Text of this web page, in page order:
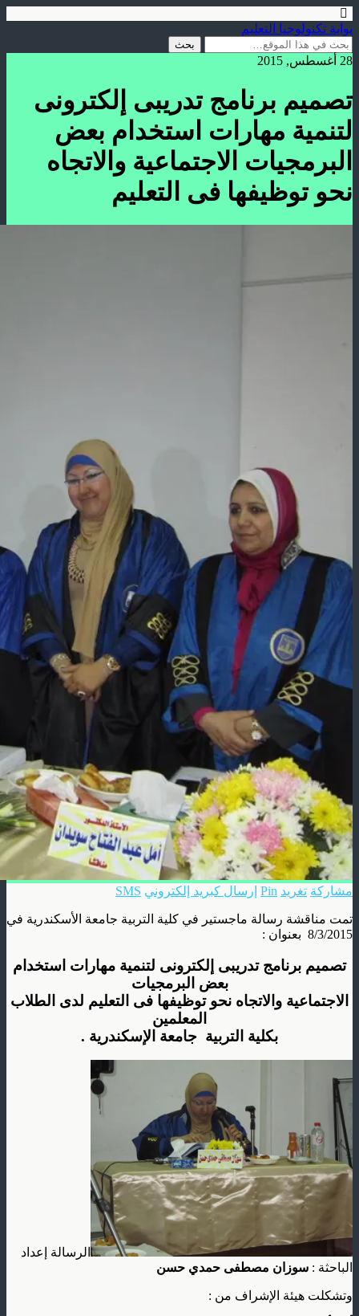
بوابة تكنولوجيا التعليم
28 أغسطس, 2015
تصميم برنامج تدريبى إلكترونى
لتنمية مهارات استخدام بعض
البرمجيات الاجتماعية والاتجاه
نحو توظيفها فى التعليم
مشاركة تغريد Pin إرسال كبريد إلكتروني SMS
تمت مناقشة رسالة ماجستير في كلية التربية جامعة الأسكندرية في
8/3/2015 بعنوان :
تصميم برنامج تدريبى إلكترونى لتنمية مهارات استخدام
بعض البرمجيات
الاجتماعية والاتجاه نحو توظيفها فى التعليم لدى الطلاب
المعلمين
بكلية التربية جامعة الإسكندرية .
الرسالة إعداد
الباحثة : سوزان مصطفى حمدي حسن
وتشكلت هيئة الإشراف من :